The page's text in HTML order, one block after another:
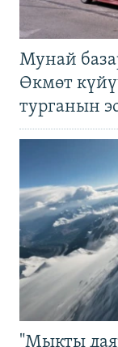
Мунай
Өкмөт
турганын
"Мыкты